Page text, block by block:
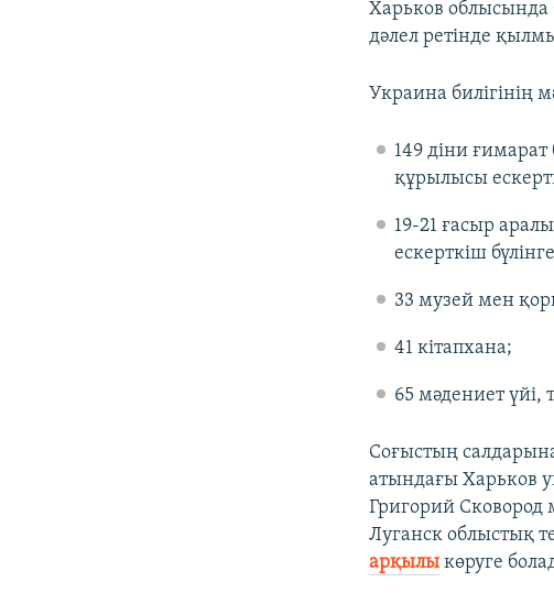
Харьков облысында
дәлел ретінде
Украина билігінің
149 діни
құрылысы
19-21 ғасыр
ескерткіш
33 музей мен
41 кітапхана;
65 мәдениет үйі,
Соғыстың
атындағы Харьков
Григорий Сковород
Луганск облыстық
арқылы көруге